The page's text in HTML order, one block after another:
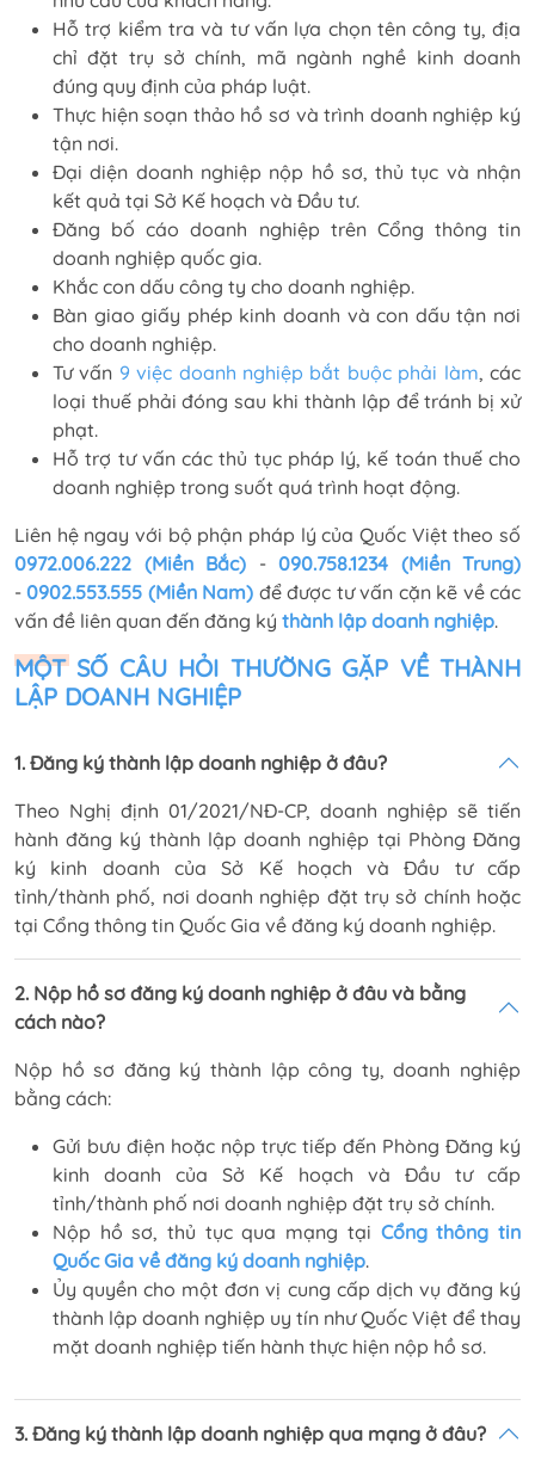
Hỗ trợ kiểm tra và tư vấn lựa chọn tên công ty, địa
chỉ đặt trụ sở chính, mã ngành nghề kinh doanh
đúng quy định của pháp luật.
Thực hiện soạn thảo hồ sơ và trình doanh nghiệp ký
tận nơi.
Đại diện doanh nghiệp nộp hồ sơ, thủ tục và nhận
kết quả tại Sở Kế hoạch và Đầu tư.
Đăng bố cáo doanh nghiệp trên Cổng thông tin
doanh nghiệp quốc gia.
Khắc con dấu công ty cho doanh nghiệp.
Bàn giao giấy phép kinh doanh và con dấu tận nơi
cho doanh nghiệp.
Tư vấn 9 việc doanh nghiệp bắt buộc phải làm, các
loại thuế phải đóng sau khi thành lập để tránh bị xử
phạt.
Hỗ trợ tư vấn các thủ tục pháp lý, kế toán thuế cho
doanh nghiệp trong suốt quá trình hoạt động.
Liên hệ ngay với bộ phận pháp lý của Quốc Việt theo số
0972.006.222 (Miền Bắc) - 090.758.1234 (Miền Trung)
-0902.553.555 (Miền Nam) để được tư vấn cặn kẽ về các
vấn đề liên quan đến đăng ký thành lập doanh nghiệp.
MỘT SỐ CÂU HỎI THƯỜNG GẶP VỀ THÀNH
LẬP DOANH NGHIỆP
1. Đăng ký thành lập doanh nghiệp ở đâu?
Theo Nghị định 01/2021/NĐ-CP, doanh nghiệp sẽ tiến
hành đăng ký thành lập doanh nghiệp tại Phòng Đăng
ký kinh doanh của Sở Kế hoạch và Đầu tư cấp
tỉnh/thành phố, nơi doanh nghiệp đặt trụ sở chính hoặc
tại Cổng thông tin Quốc Gia về đăng ký doanh nghiệp.
2. Nộp hồ sơ đăng ký doanh nghiệp ở đâu và bằng
cách nào?
Nộp hồ sơ đăng ký thành lập công ty, doanh nghiệp
bằng cách:
Gửi bưu điện hoặc nộp trực tiếp đến Phòng Đăng ký
kinh doanh của Sở Kế hoạch và Đầu tư cấp
tỉnh/thành phố nơi doanh nghiệp đặt trụ sở chính.
Nộp hồ sơ, thủ tục qua mạng tại Cổng thông tin
Quốc Gia về đăng ký doanh nghiệp.
Ủy quyền cho một đơn vị cung cấp dịch vụ đăng ký
thành lập doanh nghiệp uy tín như Quốc Việt để thay
mặt doanh nghiệp tiến hành thực hiện nộp hồ sơ.
3. Đăng ký thành lập doanh nghiệp qua mạng ở đâu?